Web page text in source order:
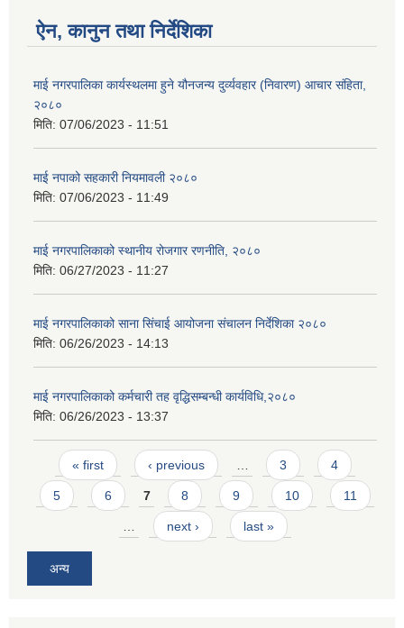
ऐन, कानुन तथा निर्देशिका
माई नगरपालिका कार्यस्थलमा हुने यौनजन्य दुर्व्यवहार (निवारण) आचार संहिता,
२०८०
मिति: 07/06/2023 - 11:51
माई नपाको सहकारी नियमावली २०८०
मिति: 07/06/2023 - 11:49
माई नगरपालिकाको स्थानीय रोजगार रणनीति, २०८०
मिति: 06/27/2023 - 11:27
माई नगरपालिकाको साना सिंचाई आयोजना संचालन निर्देशिका २०८०
मिति: 06/26/2023 - 14:13
माई नगरपालिकाको कर्मचारी तह वृद्धिसम्बन्धी कार्यविधि,२०८०
मिति: 06/26/2023 - 13:37
Pages
« first ‹ previous … 3 4
5 6 7 8 9 10 11
… next › last »
अन्य